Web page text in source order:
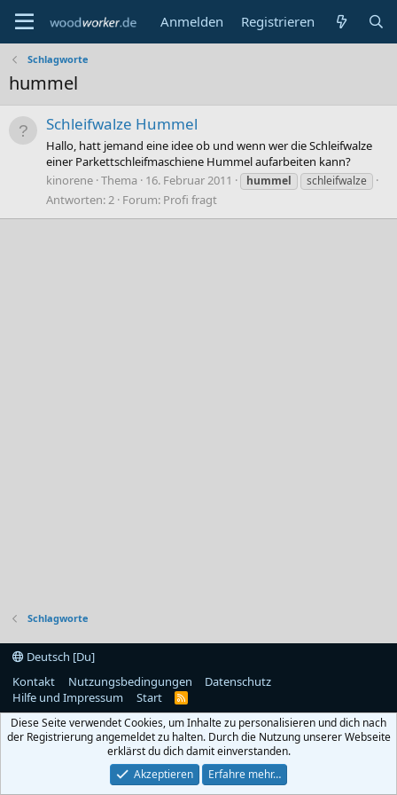
Anmelden Registrieren
Schlagworte
hummel
Schleifwalze Hummel
Hallo, hatt jemand eine idee ob und wenn wer die Schleifwalze
einer Parkettschleifmaschiene Hummel aufarbeiten kann?
kinorene Thema 16. Februar 2011 hummel schleifwalze
Antworten: 2 Forum: Profi fragt
Schlagworte
Deutsch [Du]
Kontakt
Nutzungsbedingungen
Datenschutz
Hilfe und Impressum
Start
R
S
Diese Seite verwendet Cookies, um Inhalte zu personalisieren und dich nach
der Registrierung angemeldet zu halten. Durch die Nutzung unserer Webseite
erklärst du dich damit einverstanden.
Akzeptieren
Erfahre mehr…